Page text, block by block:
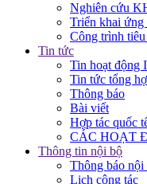
Nghiên cứu
Triển khai ứng
Công trình tiêu
Tin tức
Tin hoạt động
Tin tức tổng
Thông báo
Bài viết
Hợp tác quốc
CÁC HOẠT
Thông tin nội bộ
Thông báo nội
Lịch công tác